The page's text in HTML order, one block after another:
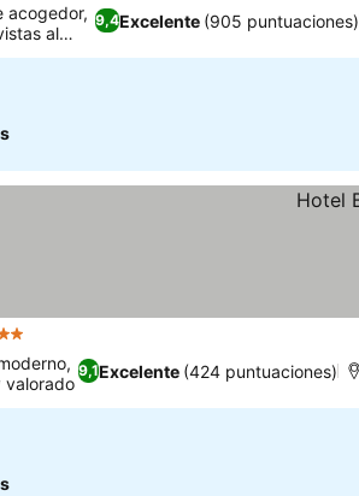
9,4Excelente (905 puntuaciones)
acogedor,
al
9,1Excelente (424 puntuaciones)
valorado